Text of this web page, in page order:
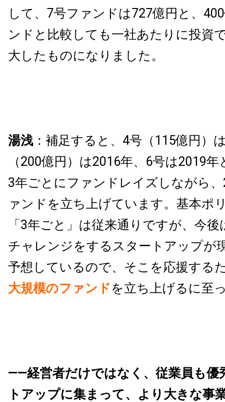
して、7号ファンドは727億円と、
ンドと比較しても一社あたりに投資
大したものになりました。
湯浅 ：補足すると、4号（115億円）
（200億円）は2016年、6号は2019
3年ごとにファンドレイズしながら
ァンドを立ち上げています。基本ポ
「3年ごと」は従来通りですが、今
チャレンジをするスタートアップが
予想しているので、そこを応援する
大規模のファンド を立ち上げるに至
――経営者だけではなく、従業員も優
トアップに集まって、より大きな事